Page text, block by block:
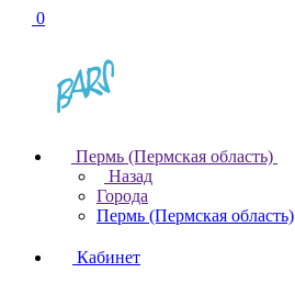
0
Пермь (Пермская область)
Назад
Города
Пермь (Пермская область)
Кабинет